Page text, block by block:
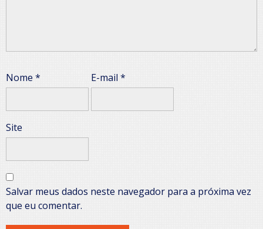
Nome * E-mail*
Site
Salvar meus dados neste navegador para a próxima vez
que eu comentar.